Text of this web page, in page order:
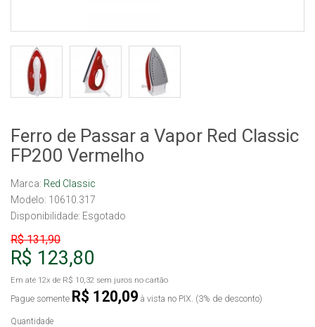
Ferro de Passar a Vapor Red Classic
FP200 Vermelho
Marca: Red Classic
Modelo: 10610.317
Disponibilidade: Esgotado
R$ 131,90
R$ 123,80
Em até 12x de R$ 10,32 sem juros no cartão
Pague somente R$ 120,09 à vista no PIX. (3% de desconto)
Quantidade